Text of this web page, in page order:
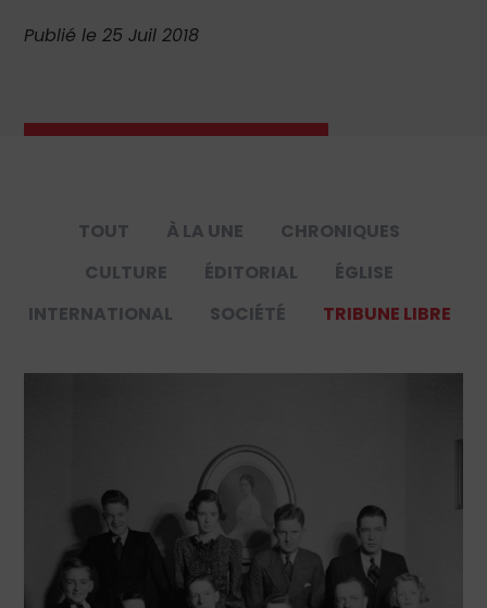
Publié le 25 Juil 2018
TOUT À LA UNE
CHRONIQUES
CULTURE
ÉDITORIAL
ÉGLISE
INTERNATIONAL
SOCIÉTÉ TRIBUNE LIBRE